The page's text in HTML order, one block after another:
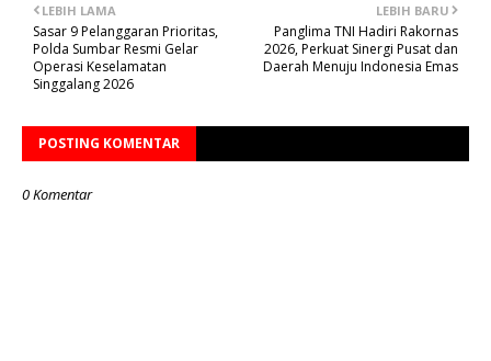
LEBIH BARU
Panglima TNI Hadiri Rakornas
2026, Perkuat Sinergi Pusat dan
Daerah Menuju Indonesia Emas
LEBIH LAMA
Sasar 9 Pelanggaran Prioritas,
Polda Sumbar Resmi Gelar
Operasi Keselamatan
Singgalang 2026
POSTING KOMENTAR
0 Komentar